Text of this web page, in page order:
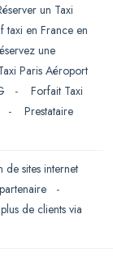
un Taxi
taxi en France en
une
Paris Aéroport
- Forfait Taxi
- Prestataire
de sites internet
-
de clients via